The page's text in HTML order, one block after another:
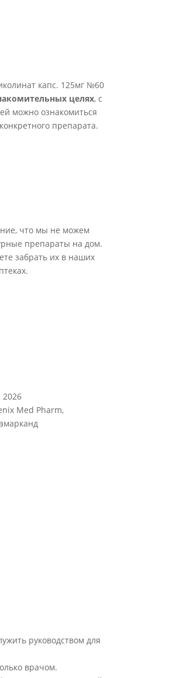
капс. 125мг №60
целях, с
можно ознакомиться
препарата.
что мы не можем
препараты на дом.
забрать их в наших
Med Pharm,
руководством для
врачом.